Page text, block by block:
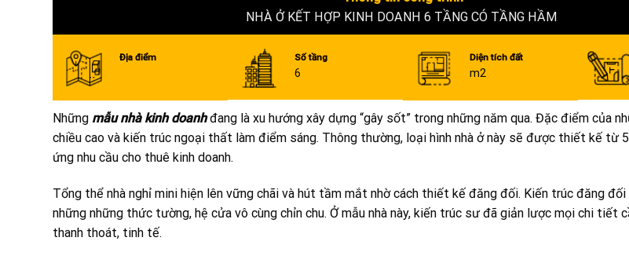
NHÀ Ở KẾT HỢP KINH DOANH 6 TẦNG CÓ TẦNG HẦM
Địa điểm Số tầng
6
Diện tích đất
m2
Những mẫu nhà kinh doanhđang là xu hướng xây dựng “gây sốt” trong những năm qua. Đặc điểm của
chiều cao và kiến trúc ngoại thất làm điểm sáng. Thông thường, loại hình nhà ở này sẽ được thiết kế từ
ứng nhu cầu cho thuê kinh doanh.
Tổng thể nhà nghỉ mini hiện lên vững chãi và hút tầm mắt nhờ cách thiết kế đăng đối. Kiến trúc đăng
những những thức tường, hệ cửa vô cùng chỉn chu. Ở mẫu nhà này, kiến trúc sư đã giản lược mọi chi tiết
thanh thoát, tinh tế.